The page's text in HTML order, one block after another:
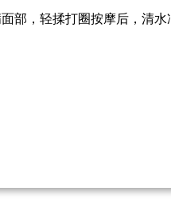
部，轻揉打圈按摩后，清水